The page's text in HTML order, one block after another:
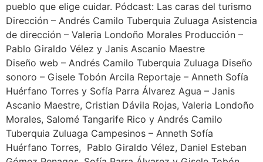
pueblo que elige cuidar. Pódcast: Las caras del turismo
Dirección – Andrés Camilo Tuberquia Zuluaga Asistencia
de dirección – Valeria Londoño Morales Producción –
Pablo Giraldo Vélez y Janis Ascanio Maestre
Diseño web – Andrés Camilo Tuberquia Zuluaga Diseño
sonoro – Gisele Tobón Arcila Reportaje – Anneth Sofía
Huérfano Torres y Sofía Parra Álvarez Agua – Janis
Ascanio Maestre, Cristian Dávila Rojas, Valeria Londoño
Morales, Salomé Tangarife Rico y Andrés Camilo
Tuberquia Zuluaga Campesinos – Anneth Sofía
Huérfano Torres, Pablo Giraldo Vélez, Daniel Esteban